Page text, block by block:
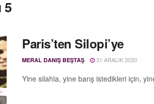
5
Paris’ten Silopi’ye
MERAL DANIŞ BEŞTAŞ 31 ARALIK 2020
Yine silahla, yine barış istedikleri için,